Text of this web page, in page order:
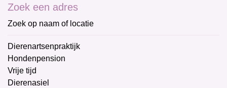
Zoek een adres
Zoek op naam of locatie
Dierenartsenpraktijk
Hondenpension
Vrije tijd
Dierenasiel